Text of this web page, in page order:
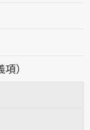
讀tsing-liông
）